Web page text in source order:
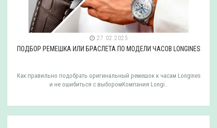
27.02.2025
ПОДБОР РЕМЕШКА ИЛИ БРАСЛЕТА ПО МОДЕЛИ ЧАСОВ LONGINES
Как правильно подобрать оригинальный ремешок к часам Longines
и не ошибиться с выборомКомпания Longi..